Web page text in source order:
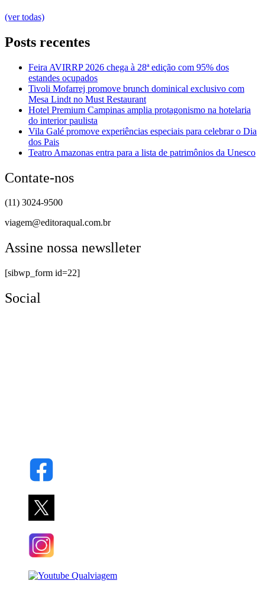
(ver todas)
Posts recentes
Feira AVIRRP 2026 chega à 28ª edição com 95% dos
estandes ocupados
Tivoli Mofarrej promove brunch dominical exclusivo com
Mesa Lindt no Must Restaurant
Hotel Premium Campinas amplia protagonismo na hotelaria
do interior paulista
Vila Galé promove experiências especiais para celebrar o Dia
dos Pais
Teatro Amazonas entra para a lista de patrimônios da Unesco
Contate-nos
(11) 3024-9500
viagem@editoraqual.com.br
Assine nossa newslleter
[sibwp_form id=22]
Social